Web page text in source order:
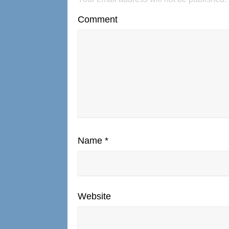
Comment
Name *
Website